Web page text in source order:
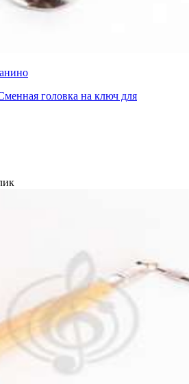
головка на ключ для